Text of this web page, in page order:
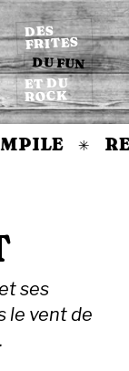
DES
FRITES
DU FUN
ET DU
ROCK
✳
ses
le vent de